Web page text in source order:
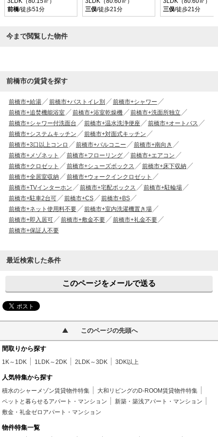
前橋/徒歩51分
三俣/徒歩21分
三俣/徒歩21分
今まで閲覧した物件
前橋市の賃貸を探す
前橋市+給湯 前橋市+バストイレ別
前橋市+シャワー
前橋市+追焚機能浴室
前橋市+浴室乾燥機
前橋市+洗面所独立
前橋市+シャワー付洗面台
前橋市+温水洗浄便座
前橋市+オートバス
前橋市+システムキッチン
前橋市+対面式キッチン
前橋市+3口以上コンロ
前橋市+バルコニー
前橋市+南向き
前橋市+メゾネット
前橋市+フローリング
前橋市+エアコン
前橋市+クロゼット
前橋市+シューズボックス
前橋市+床下収納
前橋市+全居室収納
前橋市+ウォークインクロゼット
前橋市+TVインターホン
前橋市+宅配ボックス
前橋市+駐輪場
前橋市+駐車2台可
前橋市+CS
前橋市+BS
前橋市+ネット使用料不要
前橋市+室内洗濯機置き場
前橋市+即入居可
前橋市+敷金不要
前橋市+礼金不要
前橋市+保証人不要
最近検索した条件
このページをメールで送る
このページの先頭へ
間取りから探す
1K～1DK 1LDK～2DK 2LDK～3DK 3DK以上
人気特集から探す
積水のシャーメゾン賃貸物件特集
大和リビングのD-ROOM賃貸物件特集
ペットと暮らせるアパート・マンション
新築・築浅アパート・マンション
敷金・礼金ゼロアパート・マンション
物件特集一覧